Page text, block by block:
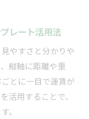
レート活用法
やすさと分かりや
縦軸に距離や重
とに一目で運賃が
活用することで、
。